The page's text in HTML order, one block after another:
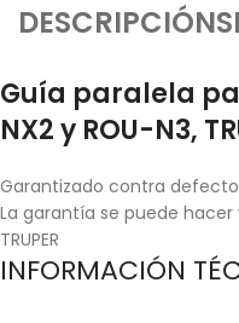
DESCRIPCIÓN
Guía paralela
NX2 y ROU-N3,
Garantizado contra
La garantía se puede
TRUPER
INFORMACIÓN